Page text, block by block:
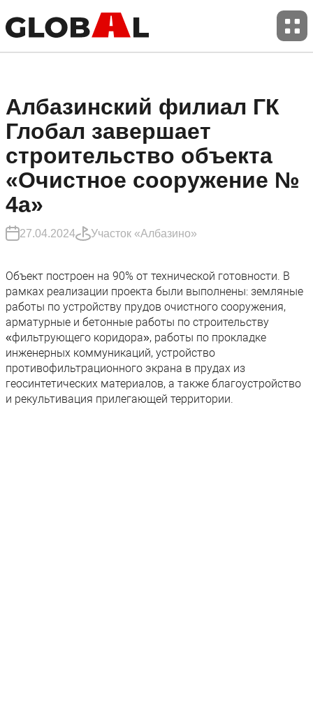
01
События
Вакансии Участки
Албазинский филиал ГК
Глобал завершает
строительство объекта
«Очистное сооружение №
4а»
27.04.2024 Участок «Албазино»
Объект построен на 90% от технической готовности. В
рамках реализации проекта были выполнены: земляные
работы по устройству прудов очистного сооружения,
арматурные и бетонные работы по строительству
«фильтрующего коридора», работы по прокладке
инженерных коммуникаций, устройство
противофильтрационного экрана в прудах из
геосинтетических материалов, а также благоустройство
и рекультивация прилегающей территории.